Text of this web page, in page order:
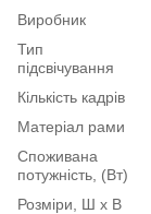
Виробник
Тип
підсвічування
Кількість кадрів
Матеріал рами
Споживана
потужність, (Вт)
Розміри, Ш х В